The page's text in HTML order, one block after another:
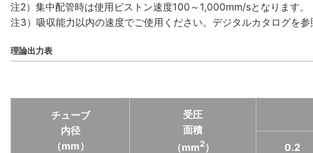
注2）集中配管時は使用ピストン速度100～1,000mm/sとなります。
注3）吸収能力以内の速度でご使用ください。デジタルカタログを参
理論出力表
チューブ
内径
（mm）
受圧
面積
（mm2） 0.2